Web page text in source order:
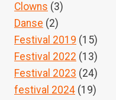
Clowns (3)
Danse (2)
Festival 2019 (15)
Festival 2022 (13)
Festival 2023 (24)
festival 2024 (19)